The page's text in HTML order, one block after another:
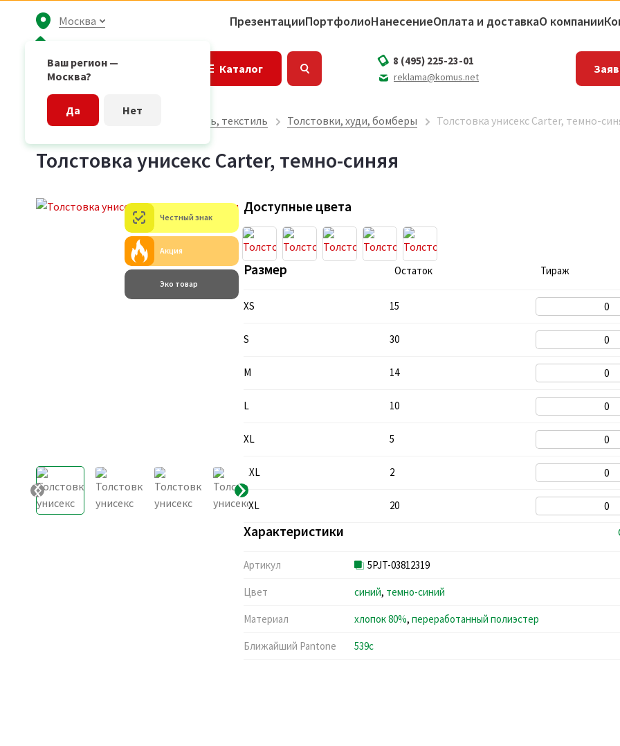
Москва
Ваш регион —
Москва?
Да Нет
ПрезентацииПортфолиоНанесениеОплата и доставкаО компании
Каталог
8 (495) 225-23-01
reklama@komus.net
Главная страница Одежда, обувь, текстиль Толстовки, худи, бомберы Толстовка унисекс Carter, темно-
Толстовка унисекс Carter, темно-синяя
Честный знак
Акция
Эко товар
Доступные цвета
Размер Остаток Тираж
XS 15
S 30
M 14
L 10
XL 5
XXL 2
3XL 20
Характеристики
Артикул 5PJT-03812319
Цвет синий, темно-синий
Материал хлопок 80%, переработанный полиэстер
Ближайший Pantone 539c